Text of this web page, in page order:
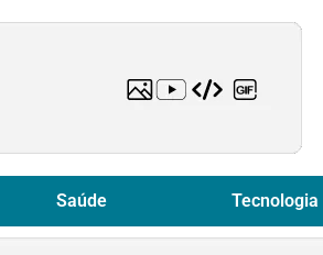
Saúde Tecnologia